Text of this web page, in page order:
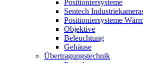
Positioniersysteme
Sentech
Positioniersysteme
Objektive
Beleuchtung
Gehäuse
Übertragungstechnik